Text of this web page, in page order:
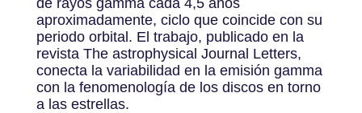
de rayos gamma cada 4,5 años
aproximadamente, ciclo que coincide con su
periodo orbital. El trabajo, publicado en la
revista The astrophysical Journal Letters,
conecta la variabilidad en la emisión gamma
con la fenomenología de los discos en torno
a las estrellas.